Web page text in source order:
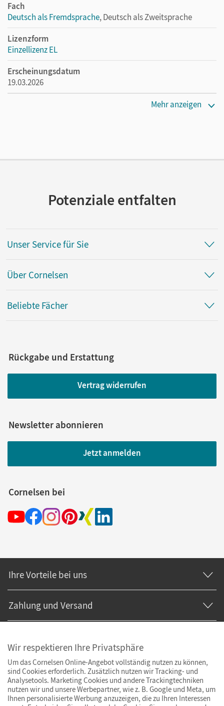
Fach
Deutsch als Fremdsprache, Deutsch als Zweitsprache
Lizenzform
Einzellizenz EL
Erscheinungsdatum
19.03.2026
Mehr anzeigen
Potenziale entfalten
Unser Service für Sie
Über Cornelsen
Beliebte Fächer
Rückgabe und Erstattung
Vertrag widerrufen
Newsletter abonnieren
Jetzt anmelden
Cornelsen bei
Ihre Vorteile bei uns
Zahlung und Versand
Wir respektieren Ihre Privatsphäre
Um das Cornelsen Online-Angebot vollständig nutzen zu können,
sind Cookies erforderlich. Zusätzlich nutzen wir Tracking- und
Analysetools. Marketing Cookies und andere Trackingtechniken
nutzen wir und unsere Werbepartner, wie z. B. Google und Meta, um
Ihnen personalisierte Werbung anzuzeigen, die zu Ihren Interessen